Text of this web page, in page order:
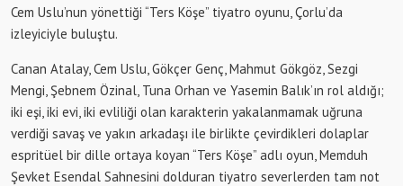
Cem Uslu’nun yönettiği “Ters Köşe” tiyatro oyunu, Çorlu’da
izleyiciyle buluştu.
Canan Atalay, Cem Uslu, Gökçer Genç, Mahmut Gökgöz, Sezgi
Mengi, Şebnem Özinal, Tuna Orhan ve Yasemin Balık’ın rol aldığı;
iki eşi, iki evi, iki evliliği olan karakterin yakalanmamak uğruna
verdiği savaş ve yakın arkadaşı ile birlikte çevirdikleri dolaplar
espritüel bir dille ortaya koyan “Ters Köşe” adlı oyun, Memduh
Şevket Esendal Sahnesini dolduran tiyatro severlerden tam not